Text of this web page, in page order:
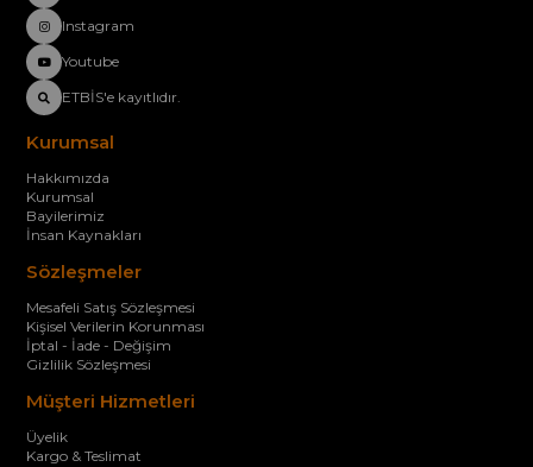
Instagram
Youtube
ETBİS'e kayıtlıdır.
Kurumsal
Hakkımızda
Kurumsal
Bayilerimiz
İnsan Kaynakları
Sözleşmeler
Mesafeli Satış Sözleşmesi
Kişisel Verilerin Korunması
İptal - İade - Değişim
Gizlilik Sözleşmesi
Müşteri Hizmetleri
Üyelik
Kargo & Teslimat